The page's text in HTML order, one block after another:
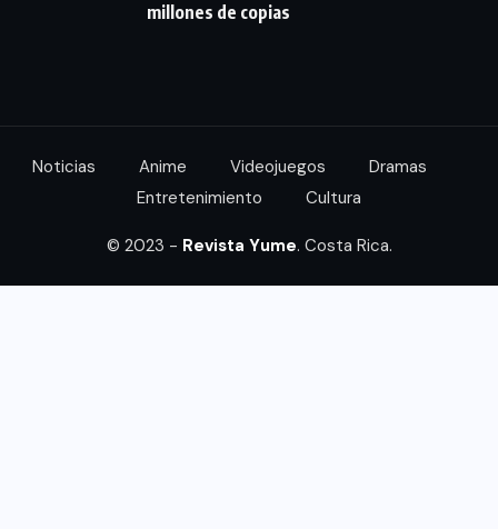
millones de copias
Noticias Anime Videojuegos
Dramas
Entretenimiento
Cultura
© 2023 - Revista Yume. Costa Rica.